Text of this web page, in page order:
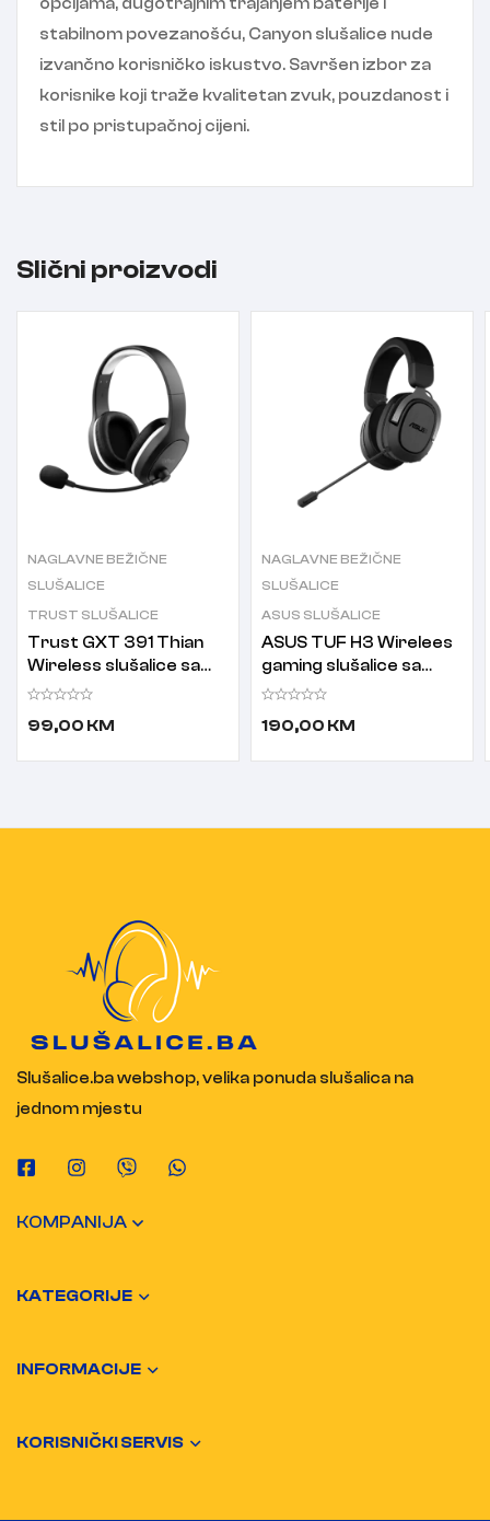
opcijama, dugotrajnim trajanjem baterije i
stabilnom povezanošću, Canyon slušalice nude
izvančno korisničko iskustvo. Savršen izbor za
korisnike koji traže kvalitetan zvuk, pouzdanost i
stil po pristupačnoj cijeni.
Slični proizvodi
NAGLAVNE BEŽIČNE
SLUŠALICE
TRUST SLUŠALICE
Trust GXT 391 Thian
Wireless slušalice sa
mikrofnom
99,00 KM
NAGLAVNE BEŽIČNE
SLUŠALICE
ASUS SLUŠALICE
ASUS TUF H3 Wirelees
gaming slušalice sa
mikrofonom
190,00 KM
Slušalice.ba webshop, velika ponuda slušalica na
jednom mjestu
KOMPANIJA
KATEGORIJE
INFORMACIJE
KORISNIČKI SERVIS